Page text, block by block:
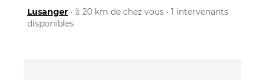
Lusanger • à 20 km de chez vous • 1 intervenants
disponibles